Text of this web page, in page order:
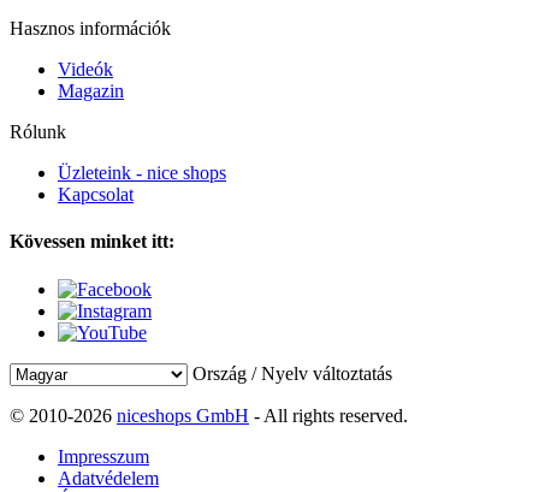
Hasznos információk
Videók
Magazin
Rólunk
Üzleteink - nice shops
Kapcsolat
Kövessen minket itt:
Ország / Nyelv változtatás
© 2010-2026 niceshops GmbH - All rights reserved.
Impresszum
Adatvédelem